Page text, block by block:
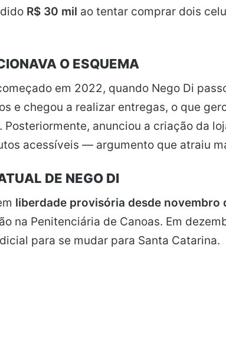
R$ 30 mil ao tentar comprar dois
O ESQUEMA
em 2022, quando Nego Di
e chegou a realizar entregas, o que
Posteriormente, anunciou a criação da
acessíveis — argumento que atraiu
DE NEGO DI
liberdade provisória desde novembro
na Penitenciária de Canoas. Em
para se mudar para Santa Catarina.